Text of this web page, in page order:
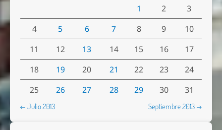
1
2
3
4
5 6 7 8 9
10
11
12 13 14 15 16
17
18
19 20 21 22 23
24
25
26 27 28 29 30 31
← Julio 2013 Septiembre 2013 →